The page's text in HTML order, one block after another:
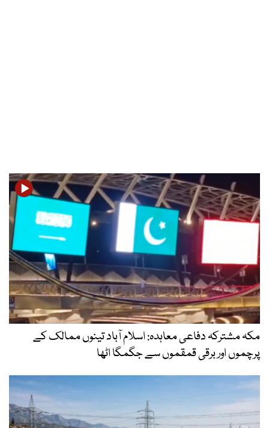
مکہ مشترکہ دفاعی معاہدہ: اسلام آباد تینوں ممالک کے
پرچموں اور برقی قمقموں سے جگمگا اٹھا